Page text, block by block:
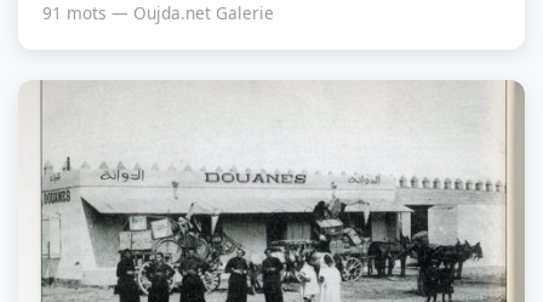
91 mots — Oujda.net Galerie